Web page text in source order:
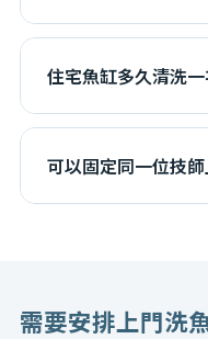
建議保持距離，避免
會有排水、拆濾材及
住宅魚缸多久清洗一
一般每 3-4 星期一次
光直射、藻類增長快
可以固定同一位技師
需要安排上門洗